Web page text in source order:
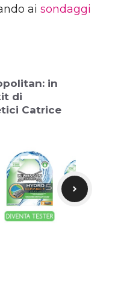
ai sondaggi
in
di
Catrice